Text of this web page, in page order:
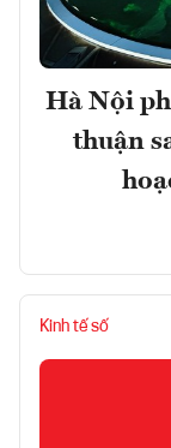
Hà Nội
thuận
Kinh tế số